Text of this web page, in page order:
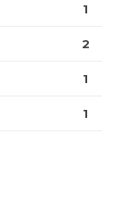
1
2
1
1